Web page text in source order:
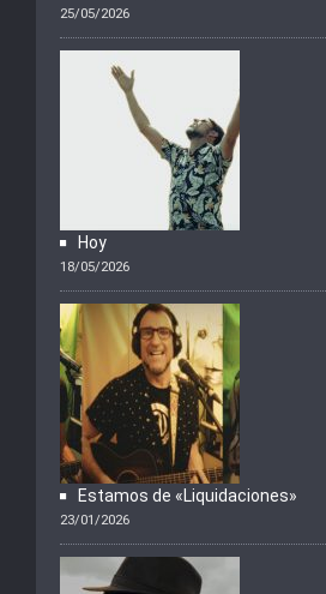
25/05/2026
Hoy
18/05/2026
Estamos de «Liquidaciones»
23/01/2026